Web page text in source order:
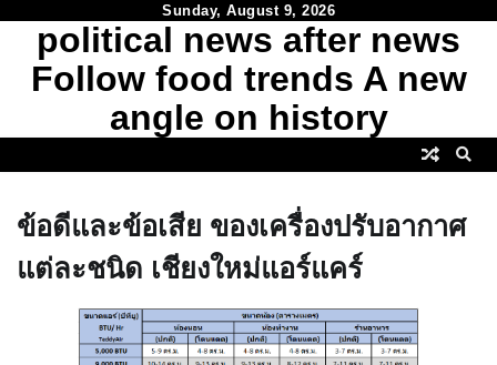
content
Sunday, August 9, 2026
political news after news
Follow food trends A new
angle on history
ข้อดีและข้อเสีย ของเครื่องปรับอากาศ
แต่ละชนิด เชียงใหม่แอร์แคร์